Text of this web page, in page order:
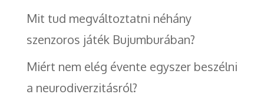
Mit tud megváltoztatni néhány
szenzoros játék Bujumburában?
Miért nem elég évente egyszer beszélni
a neurodiverzitásról?